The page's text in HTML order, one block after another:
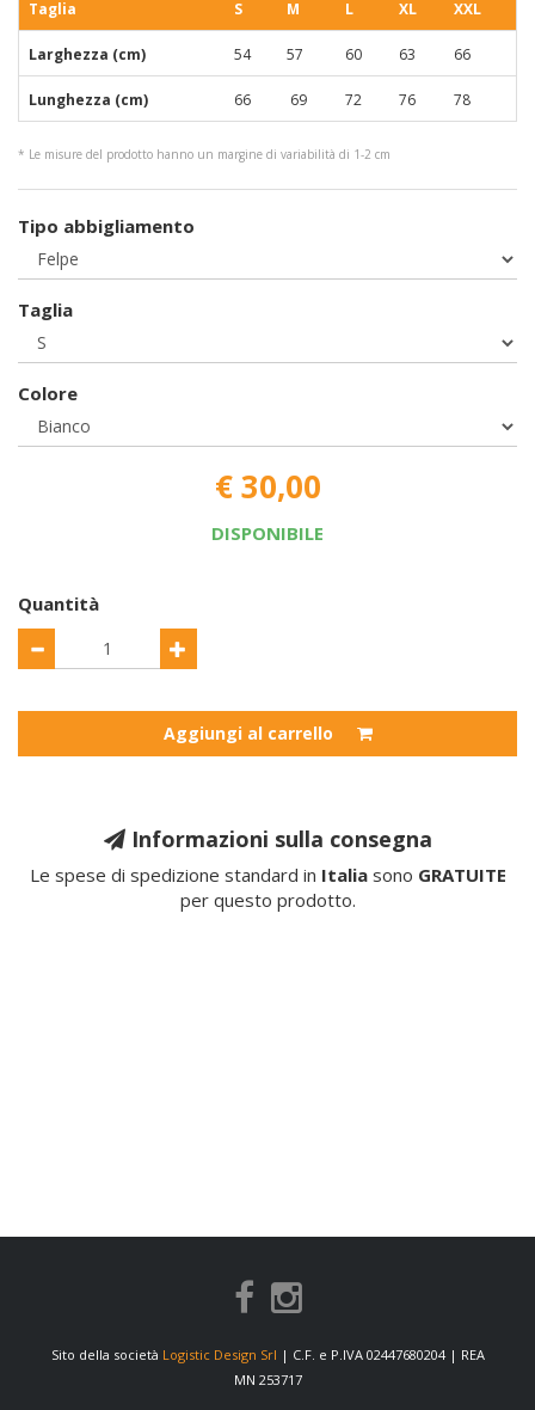
Taglia S M L XL XXL
Larghezza (cm) 54 57 60 63 66
Lunghezza (cm) 66 69 72 76 78
* Le misure del prodotto hanno un margine di variabilità di 1-2 cm
Tipo abbigliamento
Taglia
Colore
€ 30,00
DISPONIBILE
Quantità
Aggiungi al carrello
Informazioni sulla consegna
Le spese di spedizione standard in Italiasono GRATUITE
per questo prodotto.
Sito della società Logistic Design Srl | C.F. e P.IVA 02447680204 | REA
MN 253717